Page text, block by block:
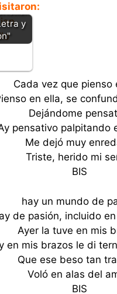
y
Cada vez que pienso
en ella, se
Dejándome
pensativo palpitando
Me dejó muy
Triste, herido mi
BIS
hay un mundo de
de pasión, incluido
Ayer la tuve en mis
en mis brazos le di
Que ese beso tan
Voló en alas del
BIS